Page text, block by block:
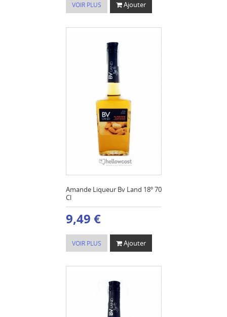
VOIR PLUS Ajouter
Amande Liqueur Bv Land 18º 70
Cl
9,49 €
VOIR PLUS Ajouter